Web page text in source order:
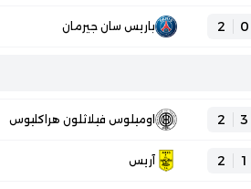
0
2 باريس سان جيرمان
3
2 اوميلوس فيلاثلون هراكليوس
1
2 آريس